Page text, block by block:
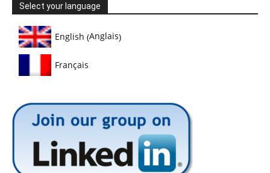
Select your language
English (Anglais)
Français